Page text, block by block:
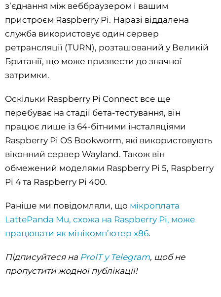
з’єднання між веббраузером і вашим
пристроєм Raspberry Pi. Наразі віддалена
служба використовує один сервер
ретрансляції (TURN), розташований у Великій
Британії, що може призвести до значної
затримки.
Оскільки Raspberry Pi Connect все ще
перебуває на стадії бета-тестування, він
працює лише із 64-бітними інсталяціями
Raspberry Pi OS Bookworm, які використовують
віконний сервер Wayland. Також він
обмежений моделями Raspberry Pi 5, Raspberry
Pi 4 та Raspberry Pi 400.
Раніше ми повідомляли, що мікроплата
LattePanda Mu, схожа на Raspberry Pi, може
працювати як мінікомп’ютер x86.
Підписуйтеся на ProIT у Telegram, щоб не
пропустити жодної публікації!